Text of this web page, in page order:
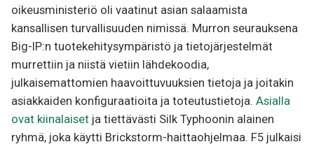
oikeusministeriö oli vaatinut asian salaamista
kansallisen turvallisuuden nimissä. Murron seurauksena
Big-IP:n tuotekehitysympäristö ja tietojärjestelmät
murrettiin ja niistä vietiin lähdekoodia,
julkaisemattomien haavoittuvuuksien tietoja ja joitakin
asiakkaiden konfiguraatioita ja toteutustietoja. Asialla
ovat kiinalaiset ja tiettävästi Silk Typhoonin alainen
ryhmä, joka käytti Brickstorm-haittaohjelmaa. F5 julkaisi